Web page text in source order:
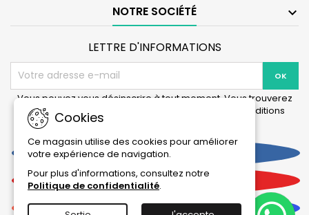
NOTRE SOCIÉTÉ 
Cookies
Ce magasin utilise des cookies pour améliorer
votre expérience de navigation.
Pour plus d'informations, consultez notre
Politique de confidentialité.
LETTRE D'INFORMATIONS
Vous pouvez vous désinscrire à tout moment. Vous trouverez
pour cela nos informations de contact dans les conditions
Facebook
YouTube
Instagram